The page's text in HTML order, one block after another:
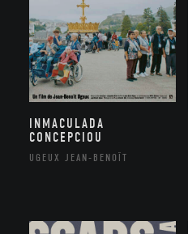
INMACULADA
CONCEPCIOU
UGEUX JEAN-BENOÎT